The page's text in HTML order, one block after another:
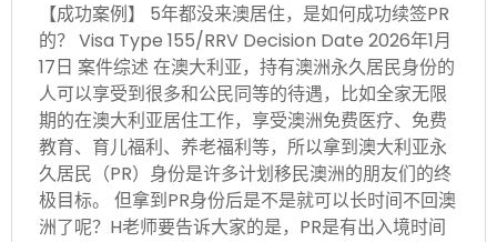
【成功案例】 5年都没来澳居住，是如何成功续签PR
的？ Visa Type 155/RRV Decision Date 2026年1月
17日 案件综述 在澳大利亚，持有澳洲永久居民身份的
人可以享受到很多和公民同等的待遇，比如全家无限
期的在澳大利亚居住工作，享受澳洲免费医疗、免费
教育、育儿福利、养老福利等，所以拿到澳大利亚永
久居民（PR）身份是许多计划移民澳洲的朋友们的终
极目标。 但拿到PR身份后是不是就可以长时间不回澳
洲了呢？H老师要告诉大家的是，PR是有出入境时间